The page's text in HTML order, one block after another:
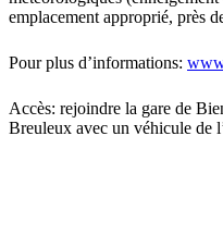
emplacement approprié, près
Pour plus d’informations:
Accès: rejoindre la gare de
Breuleux avec un véhicule de